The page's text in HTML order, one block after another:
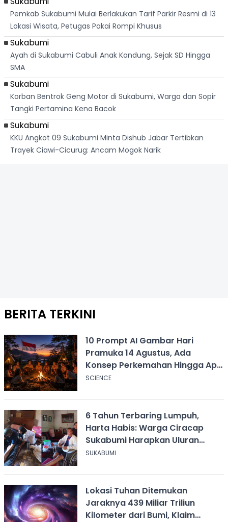
Pemkab Sukabumi Mulai Berlakukan Tarif Parkir Resmi di 13
Lokasi Wisata, Petugas Pakai Rompi Khusus
Sukabumi
Ayah di Sukabumi Cabuli Anak Kandung, Sejak SD Hingga
SMA
Sukabumi
Korban Bentrok Geng Motor di Sukabumi, Warga dan Sopir
Tangki Pertamina Kena Bacok
Sukabumi
KKU Angkot 09 Sukabumi Minta Dishub Jabar Tertibkan
Trayek Ciawi-Cicurug: Ancam Mogok Narik
BERITA TERKINI
10 Prompt AI Gambar Hari
Pramuka 14 Agustus, Ada
Konsep Perkemahan Hingga Api
Unggun
SCIENCE
6 Tahun Terbaring Lumpuh,
Harta Habis: Warga Ciracap
Sukabumi Harapkan Uluran
Tangan KDM
SUKABUMI
Lokasi Tuhan Ditemukan
Jaraknya 439 Miliar Triliun
Kilometer dari Bumi, Klaim